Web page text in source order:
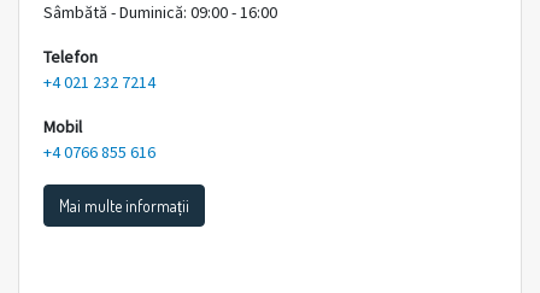
Sâmbătă - Duminică: 09:00 - 16:00
Telefon
+4 021 232 7214
Mobil
+4 0766 855 616
Mai multe informații